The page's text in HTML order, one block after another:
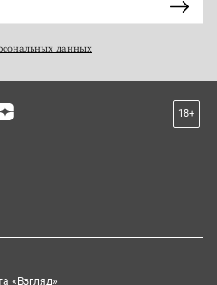
данных
18+
«Взгляд»